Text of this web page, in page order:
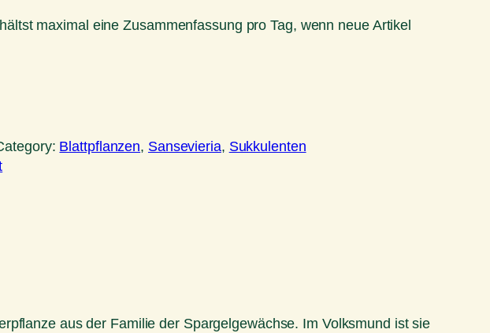
maximal eine Zusammenfassung pro Tag, wenn neue Artikel
Blattpflanzen, Sansevieria, Sukkulenten
aus der Familie der Spargelgewächse. Im Volksmund ist sie